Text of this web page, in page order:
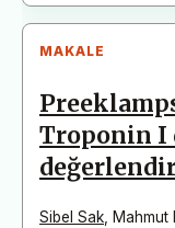
MAKALE
Troponin I
Sibel Sak Mahmut